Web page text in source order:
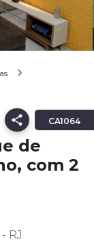
CA1064
de
com 2
RJ